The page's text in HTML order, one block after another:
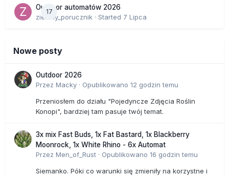
17
Outdoor automatów 2026
zielony_porucznik · Started 7 Lipca
Nowe posty
Outdoor 2026
Przez Macky · Opublikowano 12 godzin temu
Przeniosłem do działu "Pojedyncze Zdjęcia Roślin
Konopi", bardziej tam pasuje twój temat.
3x mix Fast Buds, 1x Fat Bastard, 1x Blackberry
Moonrock, 1x White Rhino - 6x Automat
Przez Men_of_Rust · Opublikowano 16 godzin temu
Siemanko. Póki co warunki się zmieniły na korzystne i